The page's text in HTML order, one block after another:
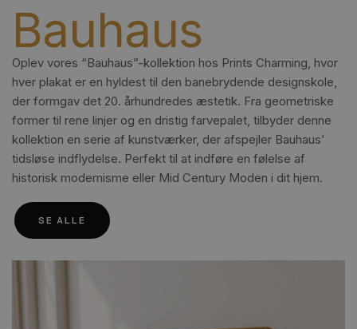
Bauhaus
Oplev vores “Bauhaus”-kollektion hos Prints Charming, hvor
hver plakat er en hyldest til den banebrydende designskole,
der formgav det 20. århundredes æstetik. Fra geometriske
former til rene linjer og en dristig farvepalet, tilbyder denne
kollektion en serie af kunstværker, der afspejler Bauhaus’
tidsløse indflydelse. Perfekt til at indføre en følelse af
historisk modernisme eller Mid Century Moden i dit hjem.
SE ALLE